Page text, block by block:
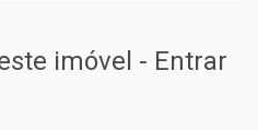
imóvel - Entrar